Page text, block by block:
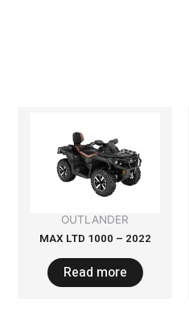
OUTLANDER
2022 – 1000 MAX LTD
Read more